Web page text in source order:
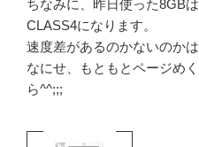
ちなみに、昨日使った8GB
CLASS4になります。
速度差があるのかないのか
なにせ、もともとページめ
ら^^;;;